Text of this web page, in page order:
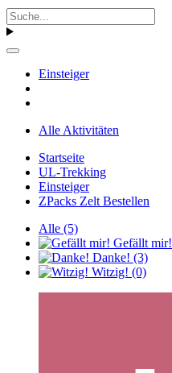
Einsteiger
Alle Aktivitäten
Startseite
UL-Trekking
Einsteiger
ZPacks Zelt Bestellen
Alle (5)
Gefällt mir!
Danke! (3)
Witzig! (0)